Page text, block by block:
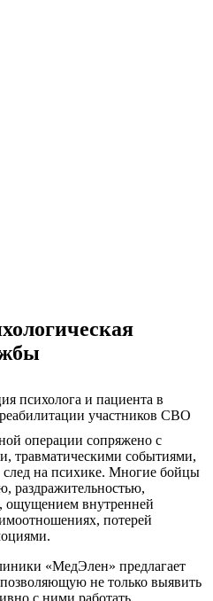
операции сопряжено с
травматическими событиями,
след на психике. Многие бойцы
раздражительностью,
ощущением внутренней
потерей
«МедЭлен» предлагает
не только выявить
с ними работать,